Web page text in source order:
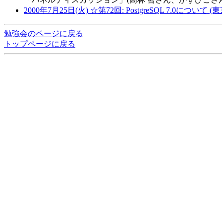
2000年7月25日(火) ☆第72回: PostgreSQL 7.0について (東
勉強会のページに戻る
トップページに戻る